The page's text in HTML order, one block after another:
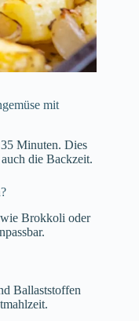
mit
Minuten. Dies
die Backzeit.
wie Brokkoli oder
Ballaststoffen